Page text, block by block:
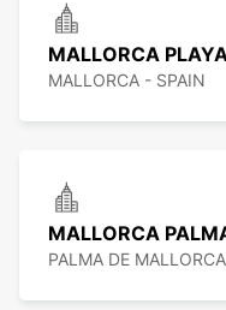
MALLORCA
MALLORCA - SPAIN
MALLORCA
PALMA DE